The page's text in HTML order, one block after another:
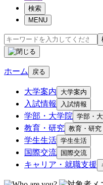
検索
MENU
ホーム 戻る
大学案内 大学案内
入試情報 入試情報
学部・大学院 学部・
教育・研究 教育・研究
学生生活 学生生活
国際交流 国際交流
キャリア・就職支援